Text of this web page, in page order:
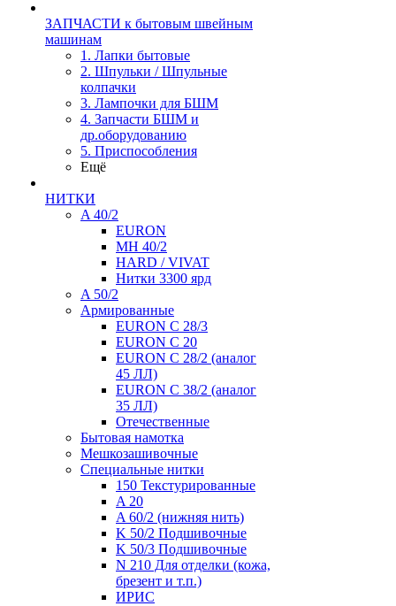
ЗАПЧАСТИ к бытовым швейным
машинам
1. Лапки бытовые
2. Шпульки / Шпульные
колпачки
3. Лампочки для БШМ
4. Запчасти БШМ и
др.оборудованию
5. Приспособления
Ещё
НИТКИ
A 40/2
EURON
MH 40/2
HARD / VIVAT
Нитки 3300 ярд
A 50/2
Армированные
EURON C 28/3
EURON C 20
EURON C 28/2 (аналог
45 ЛЛ)
EURON C 38/2 (аналог
35 ЛЛ)
Отечественные
Бытовая намотка
Мешкозашивочные
Специальные нитки
150 Текстурированные
A 20
A 60/2 (нижняя нить)
K 50/2 Подшивочные
K 50/3 Подшивочные
N 210 Для отделки (кожа,
брезент и т.п.)
ИРИС